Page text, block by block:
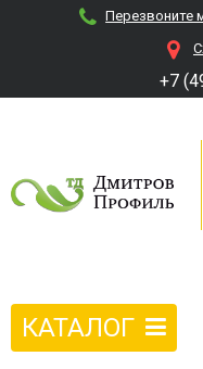
Перезвоните
+7
КАТАЛОГ